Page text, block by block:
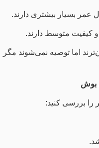
عمر بسیار بیشتری دارند.
متوسط دارند.
اما توصیه نمی‌شوند مگر
بوش
را بررسی کنید: